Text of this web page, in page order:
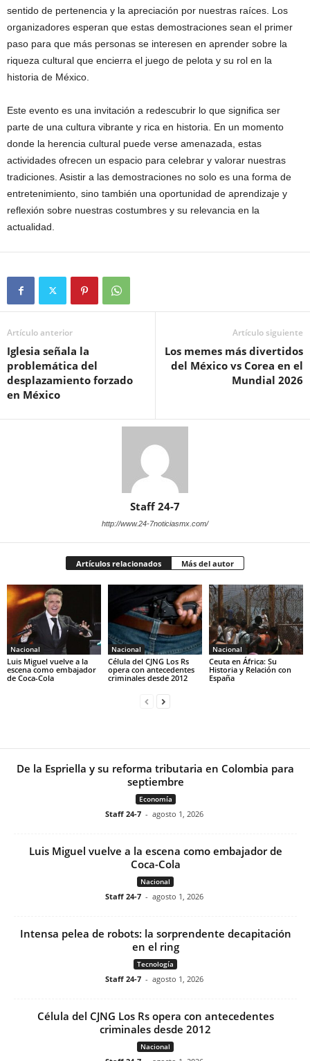
sentido de pertenencia y la apreciación por nuestras raíces. Los
organizadores esperan que estas demostraciones sean el primer
paso para que más personas se interesen en aprender sobre la
riqueza cultural que encierra el juego de pelota y su rol en la
historia de México.
Este evento es una invitación a redescubrir lo que significa ser
parte de una cultura vibrante y rica en historia. En un momento
donde la herencia cultural puede verse amenazada, estas
actividades ofrecen un espacio para celebrar y valorar nuestras
tradiciones. Asistir a las demostraciones no solo es una forma de
entretenimiento, sino también una oportunidad de aprendizaje y
reflexión sobre nuestras costumbres y su relevancia en la
actualidad.
Artículo anterior
Iglesia señala la
problemática del
desplazamiento forzado
en México
Artículo siguiente
Los memes más divertidos
del México vs Corea en el
Mundial 2026
Staff 24-7
http://www.24-7noticiasmx.com/
Artículos relacionados Más del autor
Nacional
Luis Miguel vuelve a la
escena como embajador
de Coca-Cola
Nacional
Célula del CJNG Los Rs
opera con antecedentes
criminales desde 2012
Nacional
Ceuta en África: Su
Historia y Relación con
España
De la Espriella y su reforma tributaria en Colombia para
septiembre
Economía
Staff 24-7 - agosto 1, 2026
Luis Miguel vuelve a la escena como embajador de
Coca-Cola
Nacional
Staff 24-7 - agosto 1, 2026
Intensa pelea de robots: la sorprendente decapitación
en el ring
Tecnología
Staff 24-7 - agosto 1, 2026
Célula del CJNG Los Rs opera con antecedentes
criminales desde 2012
Nacional